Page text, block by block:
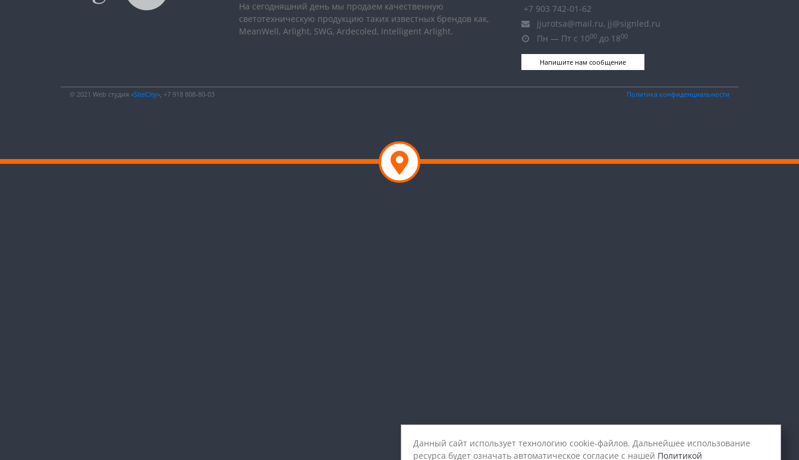
На сегодняшний день мы продаем качественную
светотехническую продукцию таких известных брендов как,
MeanWell, Arlight, SWG, Ardecoled, Intelligent Arlight.
+7 903 742-01-62
jjurotsa@mail.ru, jj@signled.ru
Пн — Пт с 1000 до 1800
Напишите нам сообщение
© 2021 Web студия «SiteCity», +7 918 808-80-03 Политика конфиденциальности
Данный сайт использует технологию cookie-файлов. Дальнейшее использование
ресурса будет означать автоматическое согласие с нашей Политикой